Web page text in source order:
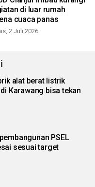
di luar rumah
cuaca panas
2 Juli 2026
alat berat listrik
Karawang bisa tekan
PSEL
sesuai target